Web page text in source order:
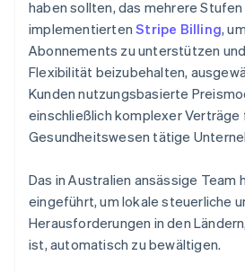
haben sollten, das mehrere
implementiertenStripe Billing,
Abonnements zu unterstützen
Flexibilität beizubehalten,
Kunden nutzungsbasierte
einschließlich komplexer Verträge
Gesundheitswesen tätige
Das in Australien ansässige Team
eingeführt, um lokale steuerliche
Herausforderungen in den
ist, automatisch zu bewältigen.